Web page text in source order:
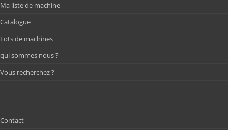
Ma liste de machine
Catalogue
Lots de machines
qui sommes nous ?
Vous recherchez ?
Contact